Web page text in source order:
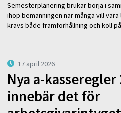
Semesterplanering brukar börja i
ihop bemanningen när många vill
krävs både framförhållning och koll
17 april 2026
Nya a-kasseregler
innebär det för